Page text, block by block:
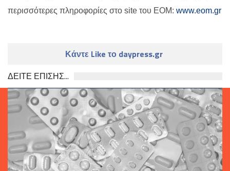
περισσότερες πληροφορίες στο site του ΕΟΜ: www.eom.gr
Κάντε Like το daypress.gr
ΔΕΙΤΕ ΕΠΙΣΗΣ...